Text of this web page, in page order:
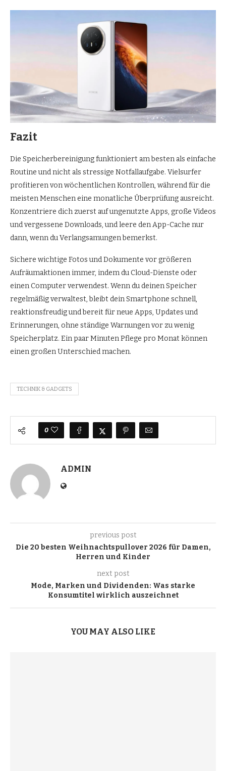
Fazit
Die Speicherbereinigung funktioniert am besten als einfache
Routine und nicht als stressige Notfallaufgabe. Vielsurfer
profitieren von wöchentlichen Kontrollen, während für die
meisten Menschen eine monatliche Überprüfung ausreicht.
Konzentriere dich zuerst auf ungenutzte Apps, große Videos
und vergessene Downloads, und leere den App-Cache nur
dann, wenn du Verlangsamungen bemerkst.
Sichere wichtige Fotos und Dokumente vor größeren
Aufräumaktionen immer, indem du Cloud-Dienste oder
einen Computer verwendest. Wenn du deinen Speicher
regelmäßig verwaltest, bleibt dein Smartphone schnell,
reaktionsfreudig und bereit für neue Apps, Updates und
Erinnerungen, ohne ständige Warnungen vor zu wenig
Speicherplatz. Ein paar Minuten Pflege pro Monat können
einen großen Unterschied machen.
TECHNIK & GADGETS
0
ADMIN
previous post
Die 20 besten Weihnachtspullover 2026 für Damen,
Herren und Kinder
next post
Mode, Marken und Dividenden: Was starke
Konsumtitel wirklich auszeichnet
YOU MAY ALSO LIKE